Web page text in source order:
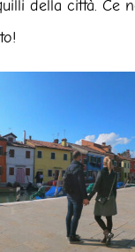
della città. Ce